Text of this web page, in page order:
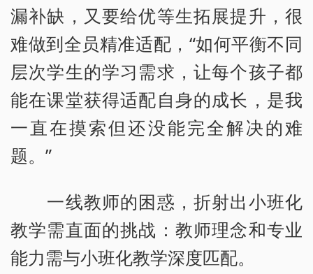
漏补缺，又要给优等生拓展提升，很
难做到全员精准适配，“如何平衡不同
层次学生的学习需求，让每个孩子都
能在课堂获得适配自身的成长，是我
一直在摸索但还没能完全解决的难
题。”
一线教师的困惑，折射出小班化
教学需直面的挑战：教师理念和专业
能力需与小班化教学深度匹配。